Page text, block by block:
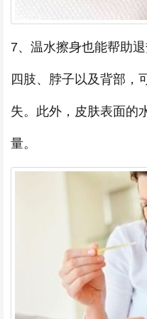
7、温水擦身也能帮助
四肢、脖子以及背部，
失。此外，皮肤表面的
量。